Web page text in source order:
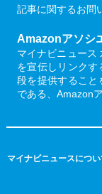
記事に関するお問
Amazonアソシ
マイナビニュース
を宣伝しリンク
段を提供すること
である、Amazon
マイナビニュースについ